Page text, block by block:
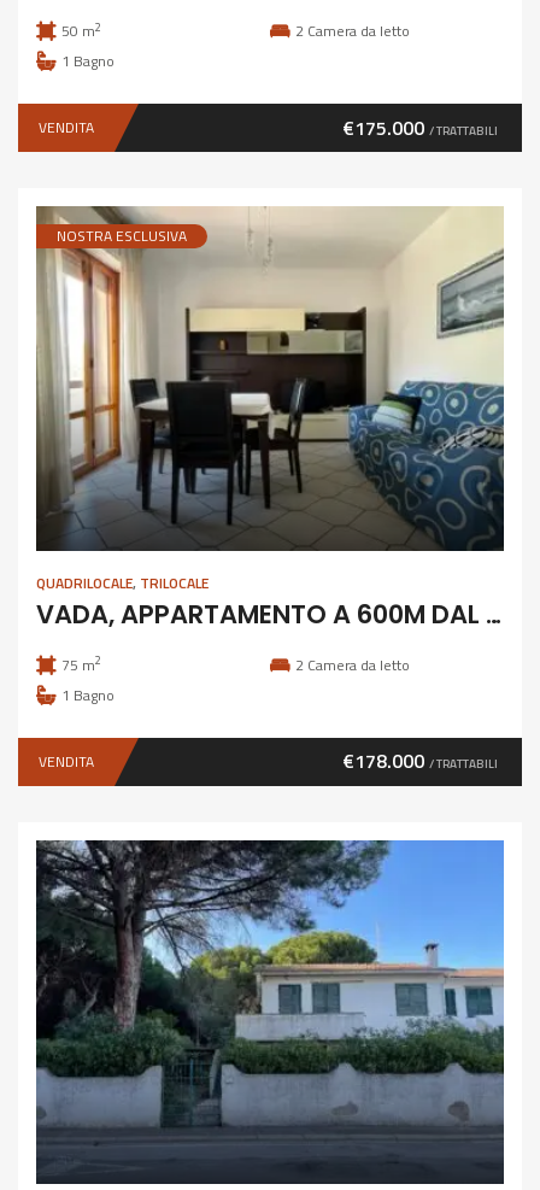
50 m2 2 Camera da letto
1 Bagno
VENDITA €175.000 / TRATTABILI
NOSTRA ESCLUSIVA
QUADRILOCALE, TRILOCALE
VADA, APPARTAMENTO A 600M DAL MARE
75 m2 2 Camera da letto
1 Bagno
VENDITA €178.000 / TRATTABILI